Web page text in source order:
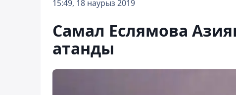
15:49, 18 наурыз 2019
Самал Еслямова
атанды